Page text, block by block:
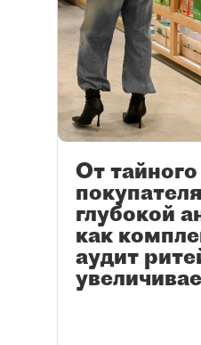
От тайного
глубокой
как
аудит